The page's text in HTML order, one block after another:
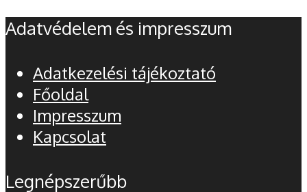
Adatvédelem és impresszum
Adatkezelési tájékoztató
Főoldal
Impresszum
Kapcsolat
Legnépszerűbb